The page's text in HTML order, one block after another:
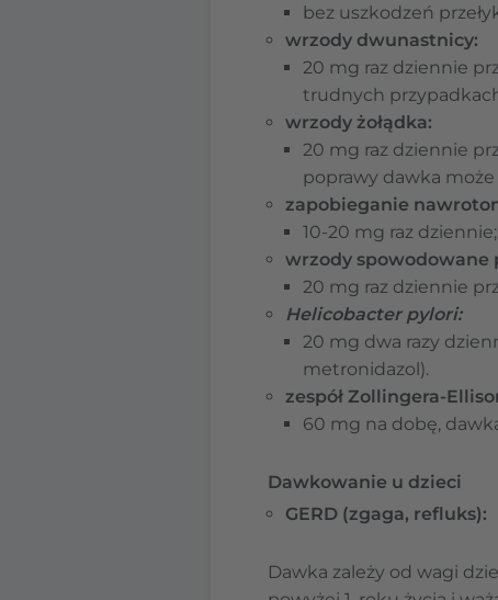
bez uszkodzeń
wrzody dwunastnicy:
20 mg raz dziennie
trudnych
wrzody żołądka:
20 mg raz dziennie
poprawy dawka
zapobieganie
10-20 mg raz
wrzody spowodowane
20 mg raz dziennie
Helicobacter pylori:
20 mg dwa razy
metronidazol).
zespół Zollingera-
60 mg na dobę,
Dawkowanie u dzieci
GERD (zgaga, refluks):
Dawka zależy od wagi